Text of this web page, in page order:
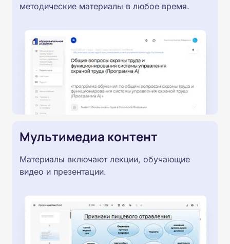
методические материалы в любое время.
Мультимедиа контент
Материалы включают лекции, обучающие
видео и презентации.